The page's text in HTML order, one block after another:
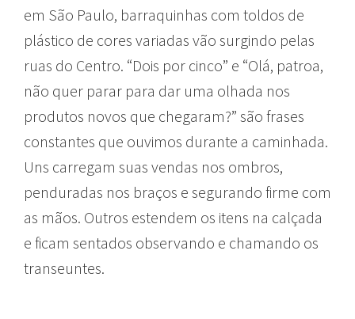
em São Paulo, barraquinhas com toldos de
plástico de cores variadas vão surgindo pelas
ruas do Centro. “Dois por cinco” e “Olá, patroa,
não quer parar para dar uma olhada nos
produtos novos que chegaram?” são frases
constantes que ouvimos durante a caminhada.
Uns carregam suas vendas nos ombros,
penduradas nos braços e segurando firme com
as mãos. Outros estendem os itens na calçada
e ficam sentados observando e chamando os
transeuntes.